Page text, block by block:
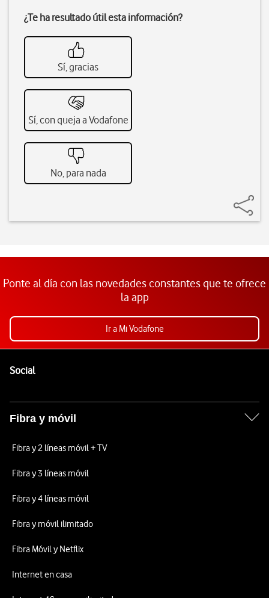
¿Te ha resultado útil esta información?
Sí, gracias
Sí, con queja a Vodafone
No, para nada
Ponte al día con las novedades constantes que te ofrece
la app
Ir a Mi Vodafone
SocialEnlaces a las redes sociales de Vodafone
Fibra y móvil
Fibra y 2 líneas móvil + TV
Fibra y 3 líneas móvil
Fibra y 4 líneas móvil
Fibra y móvil ilimitado
Fibra Móvil y Netflix
Internet en casa